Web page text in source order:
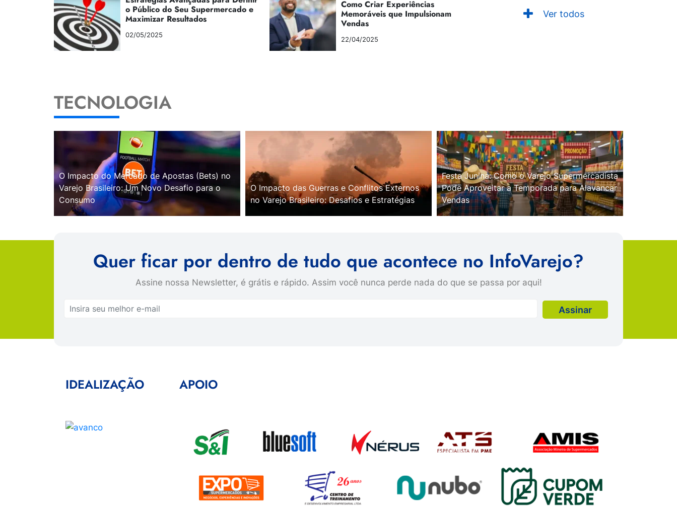
o Público do Seu Supermercado e
Maximizar Resultados
02/05/2025
Como Criar Experiências
Memoráveis que Impulsionam
Vendas
22/04/2025
Ver todos
TECNOLOGIA
O Impacto do Mercado de Apostas (Bets) no
Varejo Brasileiro: Um Novo Desafio para o
Consumo
O Impacto das Guerras e Conflitos Externos
no Varejo Brasileiro: Desafios e Estratégias
Festa Junina: Como o Varejo Supermercadista
Pode Aproveitar a Temporada para Alavancar
Vendas
Quer ficar por dentro de tudo que acontece no InfoVarejo?
Assine nossa Newsletter, é grátis e rápido. Assim você nunca perde nada do que se passa por aqui!
IDEALIZAÇÃO APOIO